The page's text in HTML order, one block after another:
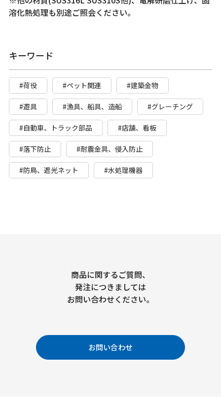
溶化熱処理も別途ご照会ください。
キーワード
#荷役 #ペット関連 #建築金物
#遊具 #漁具、船具、造船 #グレーチング
#自動車、トラック部品 #店舗、看板
#落下防止 #耐震金具、侵入防止
#防鳥、遮光ネット #水処理機器
商品に関するご質問、
発注につきましては
お問い合わせください。
お問い合わせ